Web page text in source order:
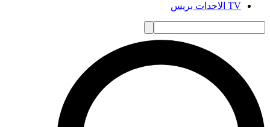
TV الاحدات بريس